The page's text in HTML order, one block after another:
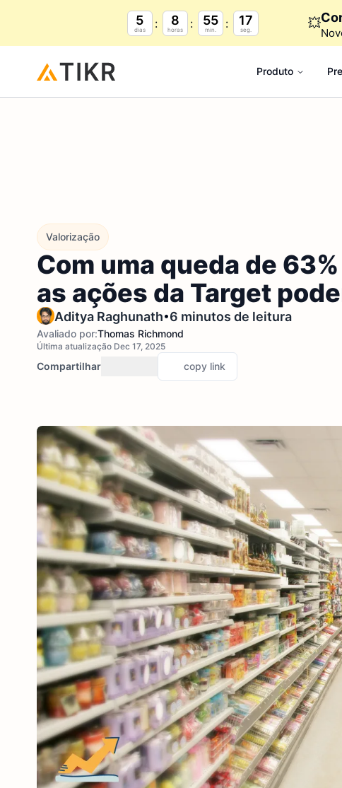
5
dias
8
horas
55
min.
16
seg. 💥
Produto
Valorização
Com uma queda de
as ações da Target
Aditya Raghunath•6 minutos de leitura
Avaliado por:Thomas Richmond
Última atualização Dec 17, 2025
Compartilhar copy link